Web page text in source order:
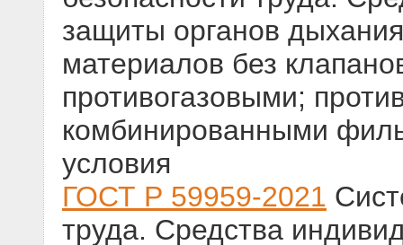
защиты органов
материалов без
противогазовыми;
комбинированными
условия
ГОСТ Р 59959-2021
труда. Средства